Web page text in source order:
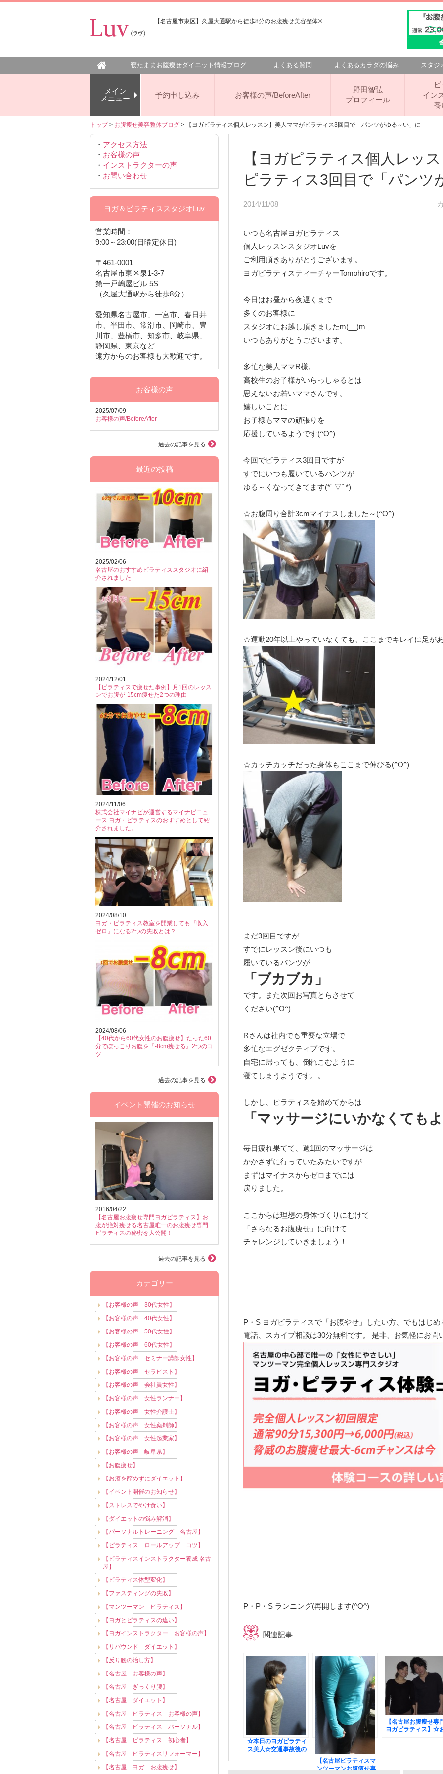
【名古屋市東区】久屋大通駅から徒歩8分のお腹痩せ美容整体®️
寝たままお腹痩せダイエット情報ブログ よくある質問 よくあるカラダの悩み スタジ
メイン
メニュー
予約申し込み お客様の声/BeforeAfter
野田智弘
プロフィール
ピ
イン
養
トップ> お腹痩せ美容整体ブログ > 【ヨガピラティス個人レッスン】美人ママがピラティス3回目で「パンツがゆる～い」に
【ヨガピラティス個人レッ
ピラティス3回目で「パンツ
2014/11/08
いつも名古屋ヨガピラティス
個人レッスンスタジオLuvを
ご利用頂きありがとうございます。
ヨガピラティスティーチャーTomohiroです。
今日はお昼から夜遅くまで
多くのお客様に
スタジオにお越し頂きましたm(__)m
いつもありがとうございます。
多忙な美人ママR様。
高校生のお子様がいらっしゃるとは
思えないお若いママさんです。
嬉しいことに
お子様もママの頑張りを
応援しているようです(^O^)
今回でピラティス3回目ですが
すでにいつも履いているパンツが
ゆる～くなってきてます(*ﾟ▽ﾟ*)
☆お腹周り合計3cmマイナスしました～(^O^)
☆運動20年以上やっていなくても、ここまでキレイに足が
☆カッチカッチだった身体もここまで伸びる(^O^)
まだ3回目ですが
すでにレッスン後にいつも
履いているパンツが
「ブカブカ」
です。また次回お写真とらさせて
ください(^O^)
Rさんは社内でも重要な立場で
多忙なエグゼクティブです。
自宅に帰っても、倒れこむように
寝てしまうようです。。
しかし、ピラティスを始めてからは
「マッサージにいかなくても
毎日疲れ果てて、週1回のマッサージは
かかさずに行っていたみたいですが
まずはマイナスからゼロまでには
戻りました。
ここからは理想の身体づくりにむけて
「さらなるお腹痩せ」に向けて
チャレンジしていきましょう！
P・S ヨガピラティスで「お腹やせ」したい方、でもはじめ
電話、スカイプ相談は30分無料です。 是非、お気軽にお問
P・P・S ランニング(再開します(^O^)
関連記事
☆本日のヨガピラティ
ス美人☆交通事故後の
【名古屋ピラティスマ
ンツーマンお腹痩せ専
【名古屋お腹痩せ専
ヨガピラティス】☆
・ アクセス方法
・ お客様の声
・ インストラクターの声
・ お問い合わせ
ヨガ＆ピラティススタジオLuv
営業時間：
9:00～23:00(日曜定休日)
〒461-0001
名古屋市東区泉1-3-7
第一戸嶋屋ビル 5S
（久屋大通駅から徒歩8分）
愛知県名古屋市、一宮市、春日井
市、半田市、常滑市、岡崎市、豊
川市、豊橋市、知多市、岐阜県、
静岡県、東京など
遠方からのお客様も大歓迎です。
お客様の声
2025/07/09
お客様の声/BeforeAfter
過去の記事を見る
最近の投稿
2025/02/06
名古屋のおすすめピラティススタジオに紹
介されました
2024/12/01
【ピラティスで痩せた事例】月1回のレッス
ンでお腹が-15cm痩せた2つの理由
2024/11/06
株式会社マイナビが運営するマイナビニュ
ース ヨガ・ピラティスのおすすめとして紹
介されました。
2024/08/10
ヨガ・ピラティス教室を開業しても『収入
ゼロ』になる2つの失敗とは？
2024/08/06
【40代から60代女性のお腹痩せ】たった60
分でぽっこりお腹を『-8cm痩せる』2つのコ
ツ
過去の記事を見る
イベント開催のお知らせ
2016/04/22
【名古屋お腹痩せ専門ヨガピラティス】お
腹が絶対痩せる名古屋唯一のお腹痩せ専門
ピラティスの秘密を大公開！
過去の記事を見る
カテゴリー
【お客様の声 30代女性】
【お客様の声 40代女性】
【お客様の声 50代女性】
【お客様の声 60代女性】
【お客様の声 セミナー講師女性】
【お客様の声 セラピスト】
【お客様の声 会社員女性】
【お客様の声 女性ランナー】
【お客様の声 女性介護士】
【お客様の声 女性薬剤師】
【お客様の声 女性起業家】
【お客様の声 岐阜県】
【お腹痩せ】
【お酒を辞めずにダイエット】
【イベント開催のお知らせ】
【ストレスでやけ食い】
【ダイエットの悩み解消】
【パーソナルトレーニング 名古屋】
【ピラティス ロールアップ コツ】
【ピラティスインストラクター養成 名古
屋】
【ピラティス体型変化】
【ファスティングの失敗】
【マンツーマン ピラティス】
【ヨガとピラティスの違い】
【ヨガインストラクター お客様の声】
【リバウンド ダイエット】
【反り腰の治し方】
【名古屋 お客様の声】
【名古屋 ぎっくり腰】
【名古屋 ダイエット】
【名古屋 ピラティス お客様の声】
【名古屋 ピラティス パーソナル】
【名古屋 ピラティス 初心者】
【名古屋 ピラティスリフォーマー】
【名古屋 ヨガ お腹痩せ】